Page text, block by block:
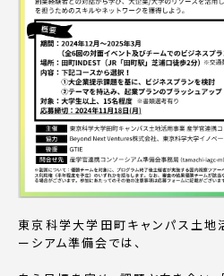
東京科学大学田町キャンパス土
ーシアム準備会では、